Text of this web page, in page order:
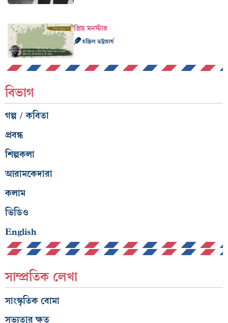
প্রিয় মনস্টার
চন্দ্রিল ভট্টাচার্য
বিভাগ
গল্প / কবিতা
প্রবন্ধ
শিল্পকলা
আরামকেদারা
কলাম
ভিডিও
English
সাম্প্রতিক লেখা
সাংস্কৃতিক বোমা
সভ্যতার ক্ষত